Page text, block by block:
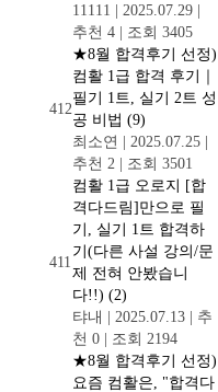
11111 | 2025.07.29 |
추천 4 | 조회 3405
412
★8월 합격후기 선정)
컴활 1급 합격 후기｜
필기 1트, 실기 2트 성
공 비법 (9)
최소연 | 2025.07.25 |
추천 2 | 조회 3501
411
컴활 1급 오로지 [합
격다드림]만으로 필
기, 실기 1트 합격하
기(다른 사설 강의/문
제 전혀 안봤습니
다!!) (2)
탸내 | 2025.07.13 | 추
천 0 | 조회 2194
★8월 합격후기 선정)
요즘 컴활은, "합격다